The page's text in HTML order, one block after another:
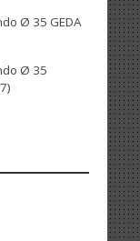
Ø 35 GEDA
Ø 35